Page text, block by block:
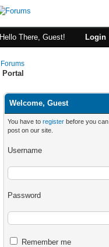
Hello There, Guest! Login
Forums
Portal
Welcome, Guest
You have toregister before you can
post on our site.
Username
Password
Remember me